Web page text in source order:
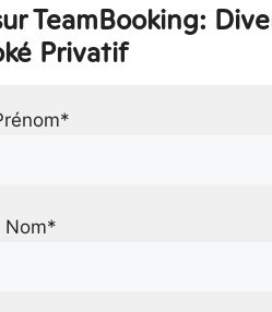
TeamBooking:
Privatif
Nom*